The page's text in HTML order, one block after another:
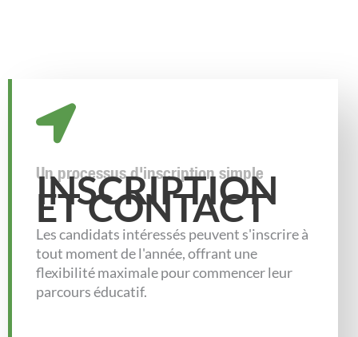
Un processus d'inscription simple
INSCRIPTION
ET CONTACT
Les candidats intéressés peuvent s'inscrire à
tout moment de l'année, offrant une
flexibilité maximale pour commencer leur
parcours éducatif.